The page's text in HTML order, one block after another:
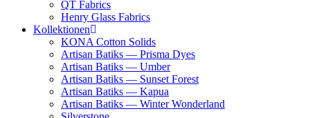
QT Fabrics
Henry Glass Fabrics
Kollektionen
KONA Cotton Solids
Artisan Batiks — Prisma Dyes
Artisan Batiks — Umber
Artisan Batiks — Sunset Forest
Artisan Batiks — Kapua
Artisan Batiks — Winter Wonderland